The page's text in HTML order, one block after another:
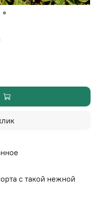
с такой нежной